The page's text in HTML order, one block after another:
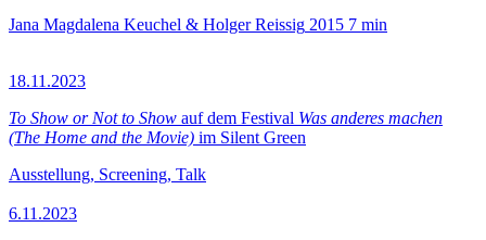
Jana Magdalena Keuchel & Holger Reissig 2015 7 min
18.11.2023
To Show or Not to Show auf dem Festival Was anderes machen
(The Home and the Movie) im Silent Green
Ausstellung, Screening, Talk
6.11.2023